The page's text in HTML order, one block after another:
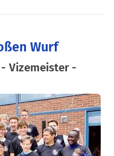
Wurf
Vizemeister -